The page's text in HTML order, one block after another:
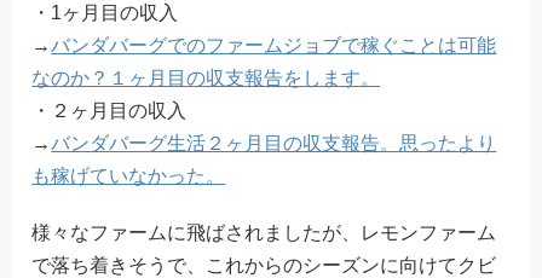
・1ヶ月目の収入
→バンダバーグでのファームジョブで稼ぐことは可能
なのか？１ヶ月目の収支報告をします。
・２ヶ月目の収入
→バンダバーグ生活２ヶ月目の収支報告。思ったより
も稼げていなかった。
様々なファームに飛ばされましたが、レモンファーム
で落ち着きそうで、これからのシーズンに向けてクビ